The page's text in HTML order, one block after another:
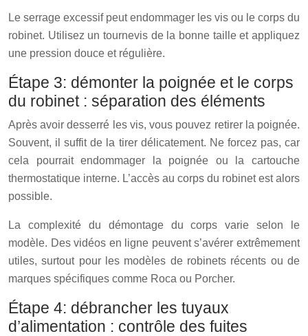
Le serrage excessif peut endommager les vis ou le corps du
robinet. Utilisez un tournevis de la bonne taille et appliquez
une pression douce et régulière.
Étape 3: démonter la poignée et le corps
du robinet : séparation des éléments
Après avoir desserré les vis, vous pouvez retirer la poignée.
Souvent, il suffit de la tirer délicatement. Ne forcez pas, car
cela pourrait endommager la poignée ou la cartouche
thermostatique interne. L’accès au corps du robinet est alors
possible.
La complexité du démontage du corps varie selon le
modèle. Des vidéos en ligne peuvent s’avérer extrêmement
utiles, surtout pour les modèles de robinets récents ou de
marques spécifiques comme Roca ou Porcher.
Étape 4: débrancher les tuyaux
d’alimentation : contrôle des fuites